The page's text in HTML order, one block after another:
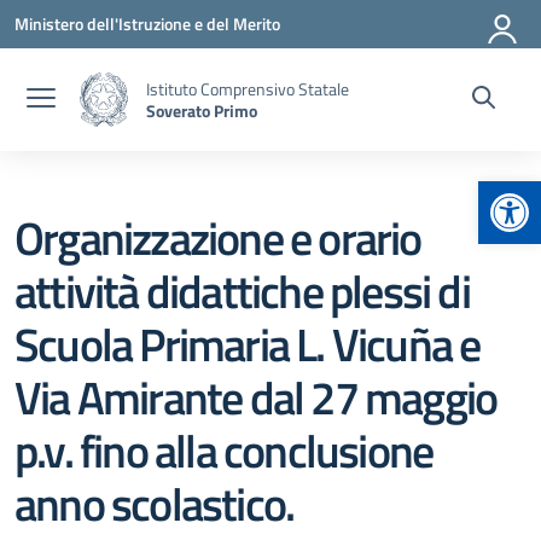
Vai ai contenuti
Vai al menu di navigazione
Vai al footer
Ministero dell'Istruzione e del Merito
Istituto Comprensivo Statale
Soverato Primo
Organizzazione e orario
attività didattiche plessi di
Scuola Primaria L. Vicuña e
Via Amirante dal 27 maggio
p.v. fino alla conclusione
anno scolastico.